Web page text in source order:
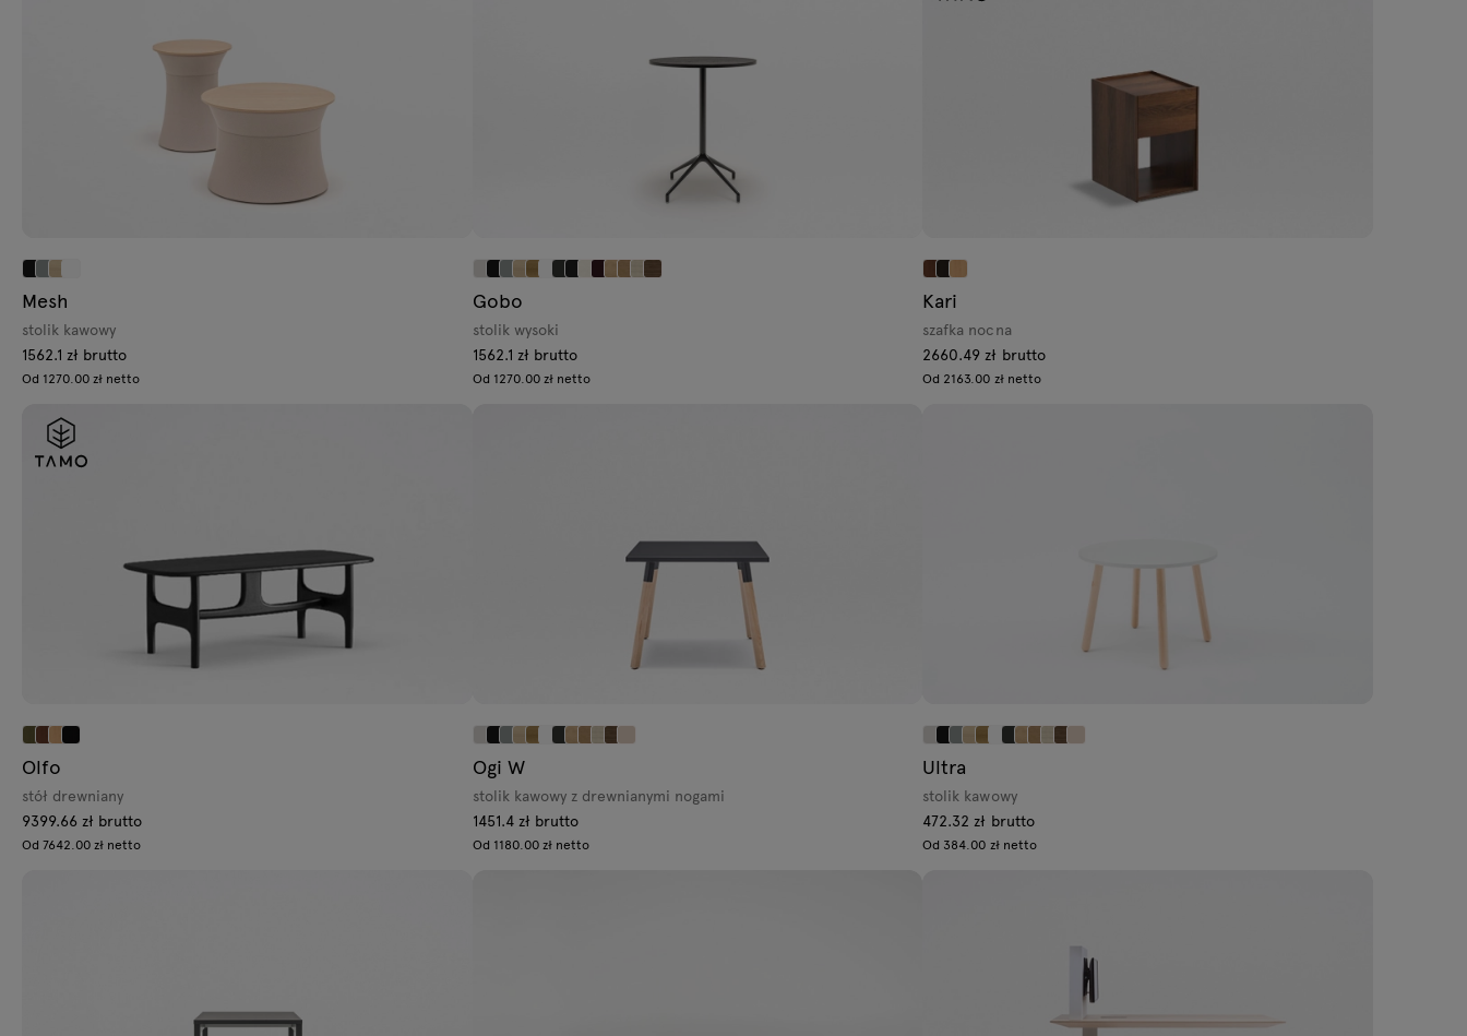
Mesh
stolik kawowy
1562.1 zł brutto
Od 1270.00 zł netto
Gobo
stolik wysoki
1562.1 zł brutto
Od 1270.00 zł netto
Kari
szafka nocna
2660.49 zł brutto
Od 2163.00 zł netto
Olfo
stół drewniany
9399.66 zł brutto
Od 7642.00 zł netto
Ogi W
stolik kawowy z drewnianymi nogami
1451.4 zł brutto
Od 1180.00 zł netto
Ultra
stolik kawowy
472.32 zł brutto
Od 384.00 zł netto